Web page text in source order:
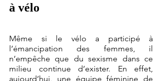
à vélo
Même si le vélo a participé à
l’émancipation des femmes, il
n’empêche que du sexisme dans ce
milieu continue d’exister. En effet,
aujourd’hui, une équipe féminine de